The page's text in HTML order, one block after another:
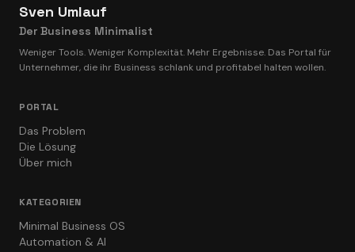
Sven Umlauf
Der Business Minimalist
Weniger Tools. Weniger Komplexität. Mehr Ergebnisse. Das Portal für
Unternehmer, die ihr Business schlank und profitabel halten wollen.
PORTAL
Das Problem
Die Lösung
Über mich
KATEGORIEN
Minimal Business OS
Automation & AI